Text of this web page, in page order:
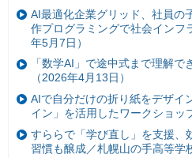
AI最適化企業グリッド、社員の
作プログラミングで社会インフ
年5月7日）
「数学AI」で途中式まで理解
（2026年4月13日）
AIで自分だけの折り紙をデザイ
イン」を活用したワークショッ
すららで「学び直し」を支援、
習慣も醸成／札幌山の手高等学